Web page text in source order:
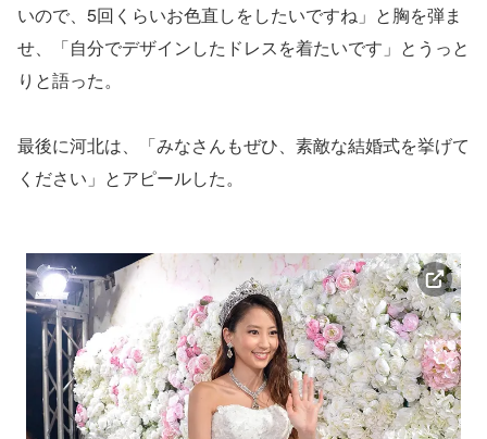
いので、5回くらいお色直しをしたいですね」と胸を弾ま
せ、「自分でデザインしたドレスを着たいです」とうっと
りと語った。
最後に河北は、「みなさんもぜひ、素敵な結婚式を挙げて
ください」とアピールした。